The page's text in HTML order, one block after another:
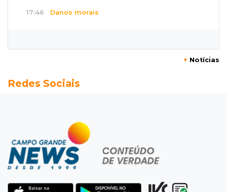
17:46 Danos morais
Velório de Luis Pedro Scalise será no Rubens
Operação Lívia
Nova lei pune deepfakes sexuais com crianças
e amplia investigação na internet
Idoso sofre mal súbito enquanto dirigia e
+ Notícias
Redes Sociais